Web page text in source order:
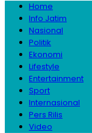
Home
Info Jatim
Nasional
Politik
Ekonomi
Lifestyle
Entertainment
Sport
Internasional
Pers Rilis
Video